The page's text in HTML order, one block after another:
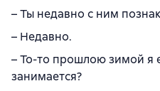
– Ты недавно с ним
– Недавно.
– То-то прошлою зимой я
занимается?